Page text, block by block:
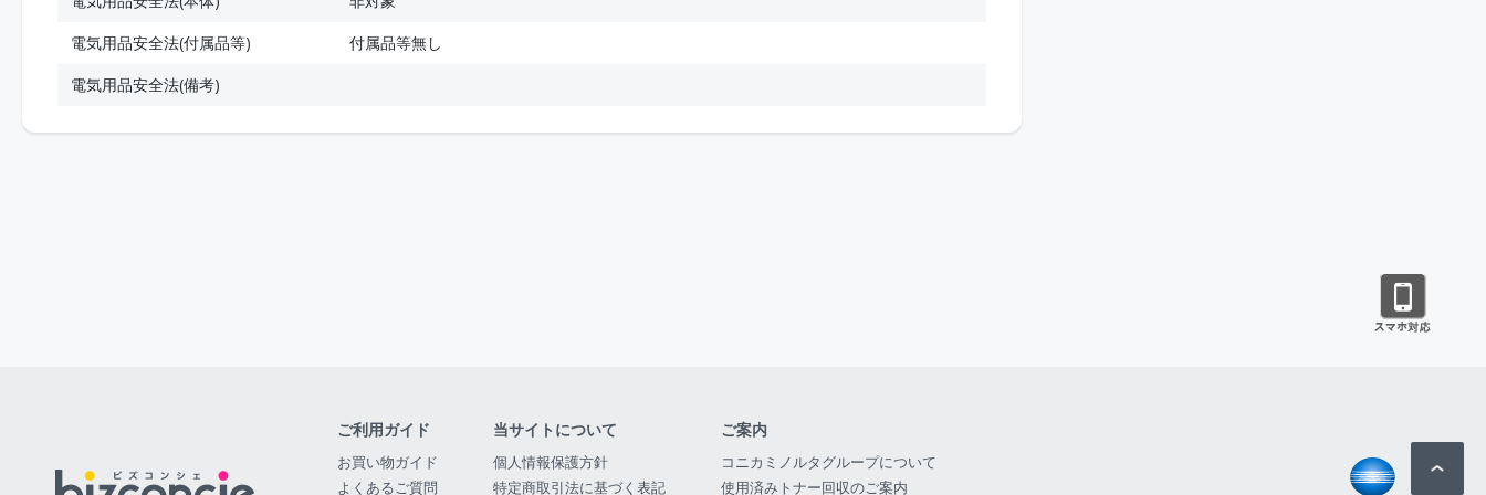
電気用品安全法(付属品等)
付属品等無し
電気用品安全法(備考)
ご利用ガイド
お買い物ガイド
よくあるご質問
当サイトについて
個人情報保護方針
特定商取引法に基づく表記
ご案内
コニカミノルタグループについて
使用済みトナー回収のご案内